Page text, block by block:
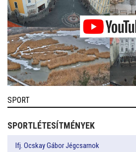
SPORT
SPORTLÉTESÍTMÉNYEK
Ifj. Ocskay Gábor Jégcsarnok